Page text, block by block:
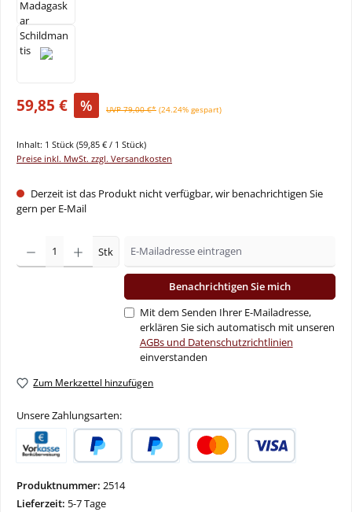
59,85 € % UVP 79,00 €* (24.24% gespart)
Inhalt: 1 Stück (59,85 € / 1 Stück)
Preise inkl. MwSt. zzgl. Versandkosten
Derzeit ist das Produkt nicht verfügbar, wir benachrichtigen Sie
gern per E-Mail
Stk
Benachrichtigen Sie mich
Mit dem Senden Ihrer E-Mailadresse,
erklären Sie sich automatisch mit unseren
AGBs und Datenschutzrichtlinien
einverstanden
Zum Merkzettel hinzufügen
Unsere Zahlungsarten:
Produktnummer: 2514
Lieferzeit: 5-7 Tage